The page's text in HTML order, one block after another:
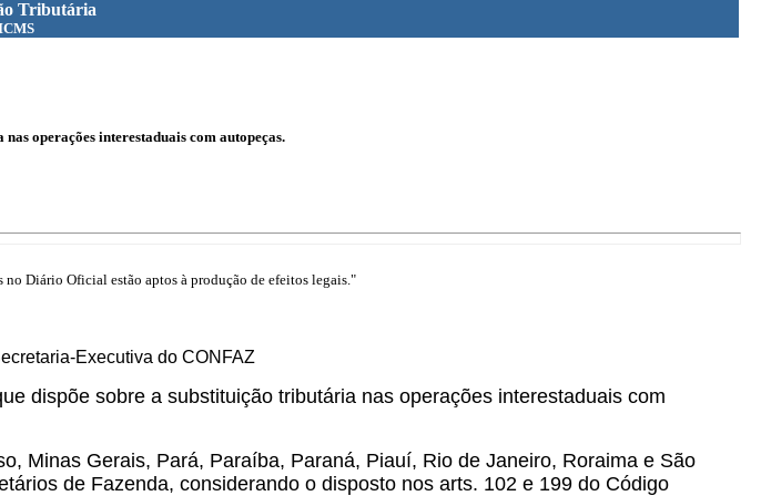
Tributária
operações interestaduais com autopeças.
Diário Oficial estão aptos à produção de efeitos legais."
Executiva do CONFAZ
dispõe sobre a substituição tributária nas operações interestaduais com
Minas Gerais, Pará, Paraíba, Paraná, Piauí, Rio de Janeiro, Roraima e São
de Fazenda, considerando o disposto nos arts. 102 e 199 do Código